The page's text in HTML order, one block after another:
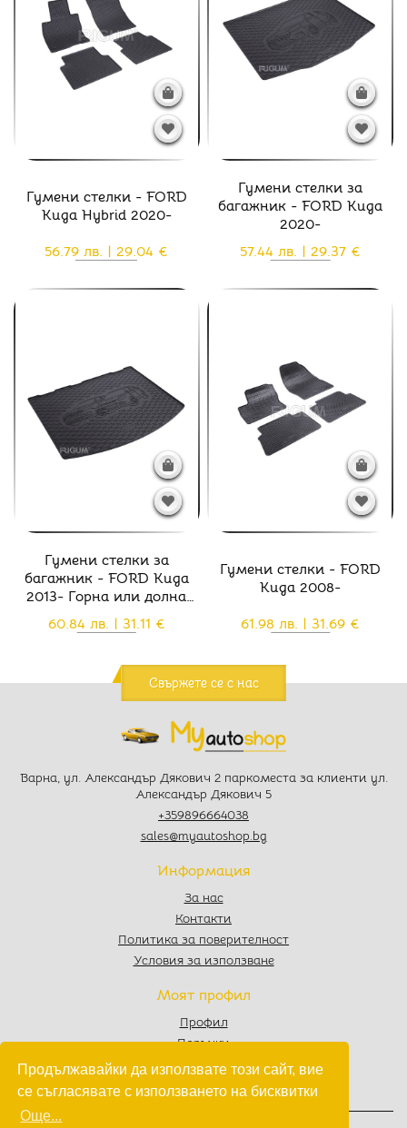
Продължавайки да използвате този сайт, вие
се съгласявате с използването на бисквитки
Още...
Гумени стелки - FORD
Kuga Hybrid 2020-
56.79 лв. | 29.04 €
Гумени стелки за
багажник - FORD Kuga
2020-
57.44 лв. | 29.37 €
Гумени стелки за
багажник - FORD Kuga
2013- Горна или долна
позиция на кората
60.84 лв. | 31.11 €
Гумени стелки - FORD
Kuga 2008-
61.98 лв. | 31.69 €
Свържете се с нас
Варна, ул. Александър Дякович 2 паркоместа за клиенти ул.
Александър Дякович 5
+359896664038
sales@myautoshop.bg
Информация
За нас
Контакти
Политика за поверителност
Условия за използване
Моят профил
Профил
Поръчки
Любими